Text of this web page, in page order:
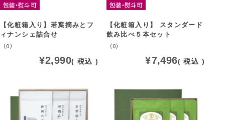
包装・熨斗可
【化粧箱入り】若葉摘みとフ
ィナンシェ詰合せ
（0）
¥2,990 税込
包装・熨斗可
【化粧箱入り】 スタンダード
飲み比べ５本セット
（0）
¥7,496 税込